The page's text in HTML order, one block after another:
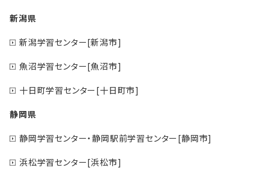
新潟県
新潟学習センター[新潟市]
魚沼学習センター[魚沼市]
十日町学習センター[十日町市]
静岡県
静岡学習センター・静岡駅前学習センター[静岡市]
浜松学習センター[浜松市]